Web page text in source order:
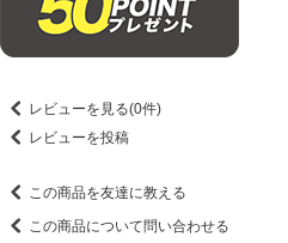
レビューを見る(0件)
レビューを投稿
この商品を友達に教える
この商品について問い合わせる